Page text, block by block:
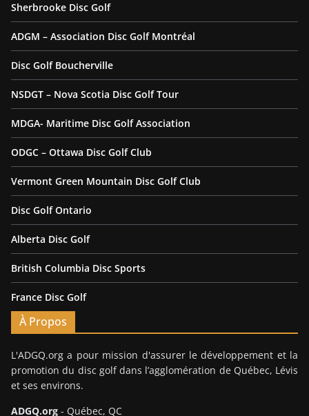
Sherbrooke Disc Golf
ADGM – Association Disc Golf Montréal
Disc Golf Boucherville
NSDGT – Nova Scotia Disc Golf Tour
MDGA- Maritime Disc Golf Association
ODGC – Ottawa Disc Golf Club
Vermont Green Mountain Disc Golf Club
Disc Golf Ontario
Alberta Disc Golf
British Columbia Disc Sports
France Disc Golf
À Propos
L'ADGQ.org a pour mission d'assurer le développement et la
promotion du disc golf dans l’agglomération de Québec, Lévis
et ses environs.
ADGQ.org - Québec, QC